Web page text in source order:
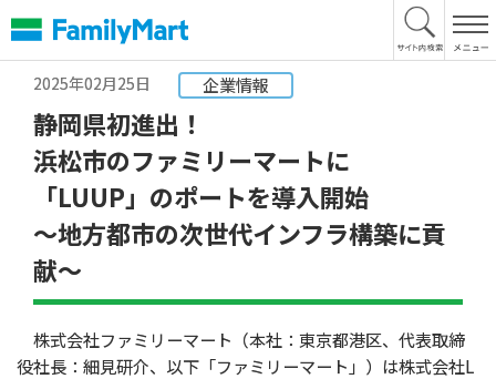
文
へ
2025年02月25日
企業情報
静岡県初進出！
浜松市のファミリーマートに
「LUUP」のポートを導入開始
～地方都市の次世代インフラ構築に貢
献～
株式会社ファミリーマート（本社：東京都港区、代表取締
役社長：細見研介、以下「ファミリーマート」）は株式会社L